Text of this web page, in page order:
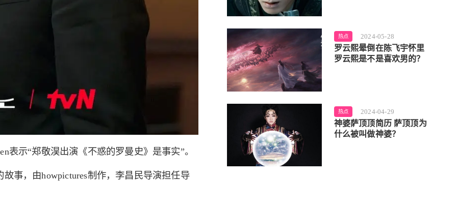
表示“郑敬淏出演《不惑的罗曼史》是事实”。
事，由howpictures制作，李昌民导演担任导
热点 2024-05-28
罗云熙晕倒在陈飞宇怀里
罗云熙是不是喜欢男的？
热点 2024-04-29
神婆萨顶顶简历 萨顶顶为
什么被叫做神婆？